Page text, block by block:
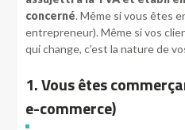
concerné. Même si vous êtes
entrepreneur). Même si vos
qui change, c’est la nature de
1. Vous êtes
e-commerce)